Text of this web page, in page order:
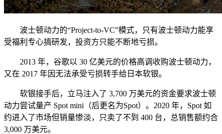
波士顿动力的“Project-to-VC”模式，只有波士顿动力能享
受福利专心搞研发，投资方只能不断地亏损。
2013 年，谷歌以 30 亿美元的价格高调收购波士顿动力，
又在 2017 年因无法承受亏损转手给日本软银。
软银接手后，立马注入了 3,700 万美元的资金要求波士顿
动力尝试量产 Spot mini（后更名为Spot）。2020 年，Spot 如
约进入了市场但销量惨淡，只卖了不到 400 台，总销售额约合
3,000 万美元。